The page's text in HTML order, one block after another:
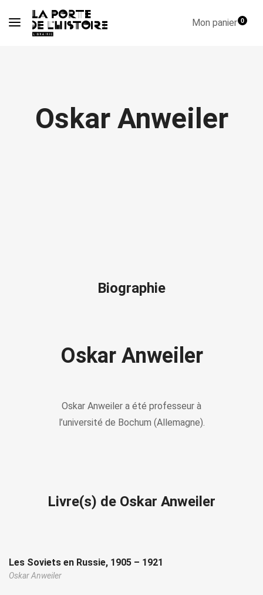
Mon panier0
Oskar Anweiler
Biographie
Oskar Anweiler
Oskar Anweiler a été professeur à
l’université de Bochum (Allemagne).
Livre(s) de Oskar Anweiler
Les Soviets en Russie, 1905 – 1921
Oskar Anweiler